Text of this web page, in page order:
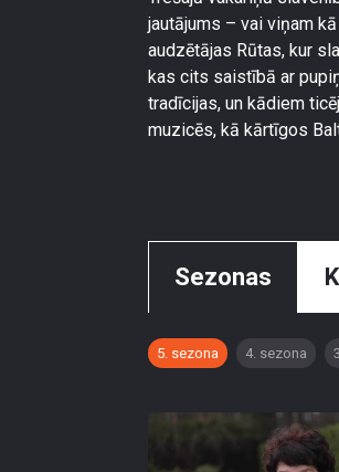
jautājums – vai viņam
audzētājas Rūtas, kur
kas cits saistībā ar
tradīcijas, un kādiem
muzicēs, kā kārtīgos
Sezonas
5. sezona 4. sezona